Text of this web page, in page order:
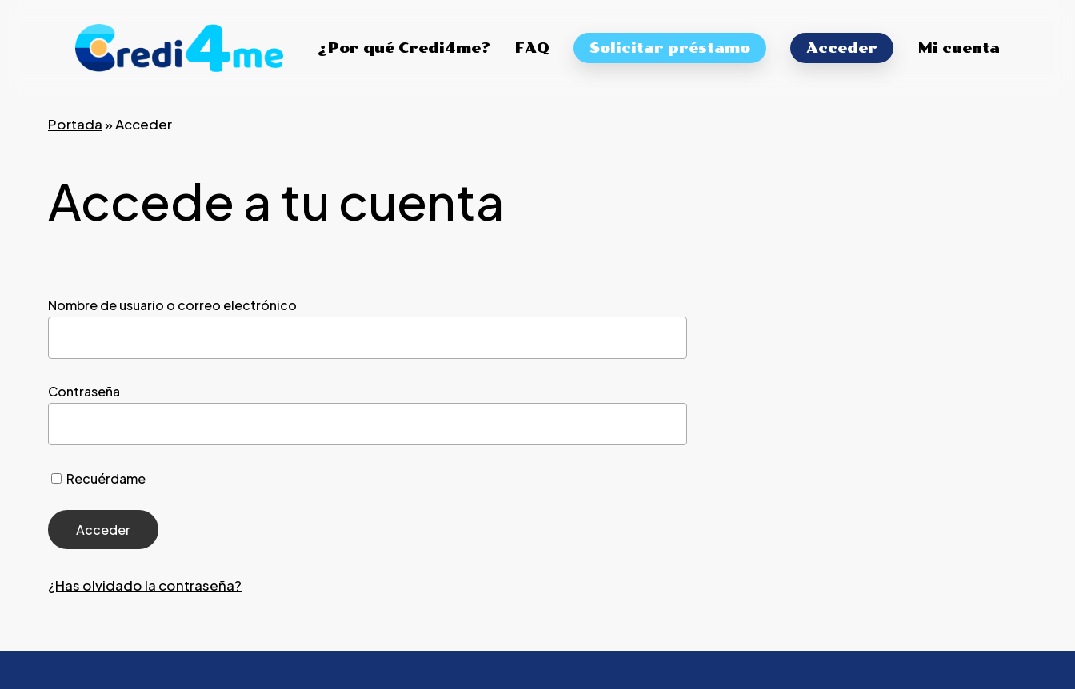
¿Por qué Credi4me? FAQ Solicitar préstamo Acceder Mi cuenta
Portada»Acceder
Accede a tu cuenta
Nombre de usuario o correo electrónico
Contraseña
Recuérdame
¿Has olvidado la contraseña?